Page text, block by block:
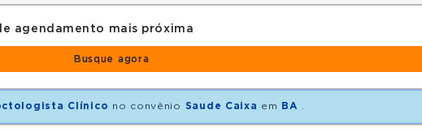
agendamento mais próxima
Busque agora
Clínico no convênio Saude Caixa em BA